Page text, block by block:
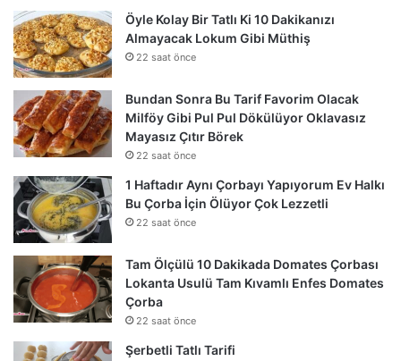
Öyle Kolay Bir Tatlı Ki 10 Dakikanızı
Almayacak Lokum Gibi Müthiş
22 saat önce
Bundan Sonra Bu Tarif Favorim Olacak
Milföy Gibi Pul Pul Dökülüyor Oklavasız
Mayasız Çıtır Börek
22 saat önce
1 Haftadır Aynı Çorbayı Yapıyorum Ev Halkı
Bu Çorba İçin Ölüyor Çok Lezzetli
22 saat önce
Tam Ölçülü 10 Dakikada Domates Çorbası
Lokanta Usulü Tam Kıvamlı Enfes Domates
Çorba
22 saat önce
Şerbetli Tatlı Tarifi